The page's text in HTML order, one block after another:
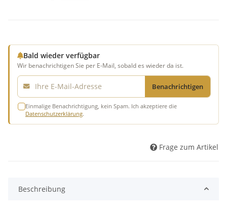
Bald wieder verfügbar
Wir benachrichtigen Sie per E-Mail, sobald es wieder da ist.
E-Mail
Benachrichtigen
Einmalige Benachrichtigung, kein Spam. Ich akzeptiere die
Datenschutzerklärung.
Frage zum Artikel
Beschreibung